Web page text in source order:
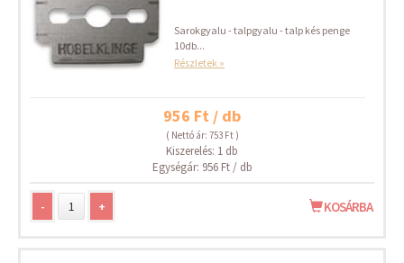
Sarokgyalu - talpgyalu - talp kés penge
10db...
Részletek »
956 Ft / db
( Nettó ár: 753 Ft )
Kiszerelés: 1 db
Egységár: 956 Ft / db
- + KOSÁRBA